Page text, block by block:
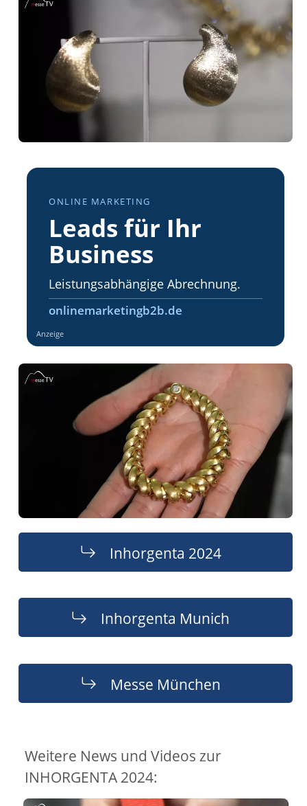
ONLINE MARKETING
Leads für Ihr
Business
Leistungsabhängige Abrechnung.
onlinemarketingb2b.de
Anzeige
Inhorgenta 2024
Inhorgenta Munich
Messe München
Weitere News und Videos zur
INHORGENTA 2024: